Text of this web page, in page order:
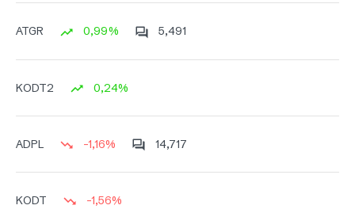
ATGR 0,99% 5,491
KODT2 0,24%
ADPL -1,16% 14,717
KODT -1,56%